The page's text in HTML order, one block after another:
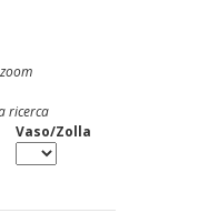
ricerca
Vaso/Zolla